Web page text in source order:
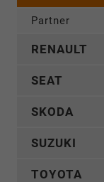
Partner
RENAULT
SEAT
SKODA
SUZUKI
TOYOTA